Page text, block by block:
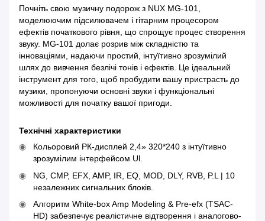
Почніть свою музичну подорож з NUX MG-101,
моделюючим підсилювачем і гітарним процесором
ефектів початкового рівня, що спрощує процес створення
звуку. MG-101 долає розрив між складністю та
інноваціями, надаючи простий, інтуїтивно зрозумілий
шлях до вивчення безлічі тонів і ефектів. Це ідеальний
інструмент для того, щоб пробудити вашу пристрасть до
музики, пропонуючи основні звуки і функціональні
можливості для початку вашої пригоди.
Технічні характеристики
Кольоровий РК-дисплей 2,4» 320*240 з інтуїтивно
зрозумілим інтерфейсом Ul.
NG, CMP, EFX, AMP, IR, EQ, MOD, DLY, RVB, P.L | 10
незалежних сигнальних блоків.
Алгоритм White-box Amp Modeling & Pre-efx (TSAC-
HD) забезпечує реалістичне відтворення і аналогово-